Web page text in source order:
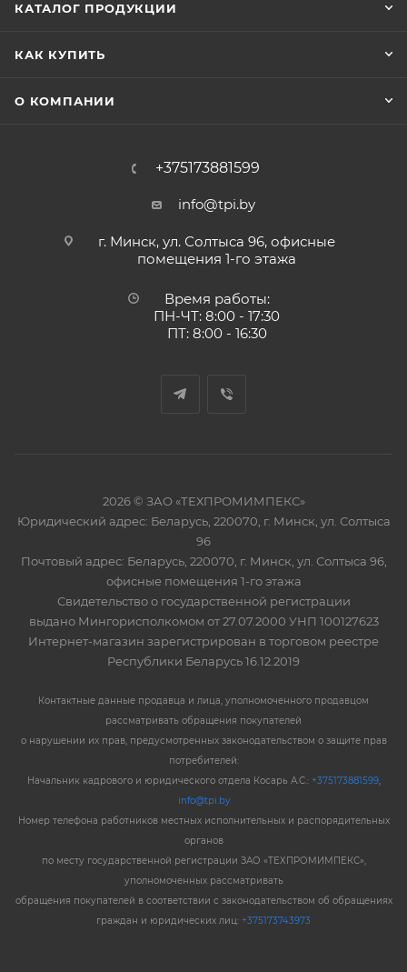
КАТАЛОГ ПРОДУКЦИИ
КАК КУПИТЬ
О КОМПАНИИ
+375173881599
info@tpi.by
г. Минск, ул. Солтыса 96, офисные
помещения 1-го этажа
Время работы:
ПН-ЧТ: 8:00 - 17:30
ПТ: 8:00 - 16:30
2026 © ЗАО «ТЕХПРОМИМПЕКС»
Юридический адрес: Беларусь, 220070, г. Минск, ул. Солтыса
96
Почтовый адрес: Беларусь, 220070, г. Минск, ул. Солтыса 96,
офисные помещения 1-го этажа
Свидетельство о государственной регистрации
выдано Мингорисполкомом от 27.07.2000 УНП 100127623
Интернет-магазин зарегистрирован в торговом реестре
Республики Беларусь 16.12.2019
Контактные данные продавца и лица, уполномоченного продавцом
рассматривать обращения покупателей
о нарушении их прав, предусмотренных законодательством о защите прав
потребителей:
Начальник кадрового и юридического отдела Косарь А.С.: +375173881599,
info@tpi.by
Номер телефона работников местных исполнительных и распорядительных
органов
по месту государственной регистрации ЗАО «ТЕХПРОМИМПЕКС»,
уполномоченных рассматривать
обращения покупателей в соответствии с законодательством об обращениях
граждан и юридических лиц: +375173743973